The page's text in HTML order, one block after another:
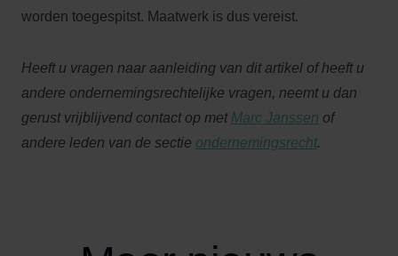
worden toegespitst. Maatwerk is dus vereist.
Heeft u vragen naar aanleiding van dit artikel of heeft u
andere ondernemingsrechtelijke vragen, neemt u dan
gerust vrijblijvend contact op met Marc Janssen of
andere leden van de sectie ondernemingsrecht.